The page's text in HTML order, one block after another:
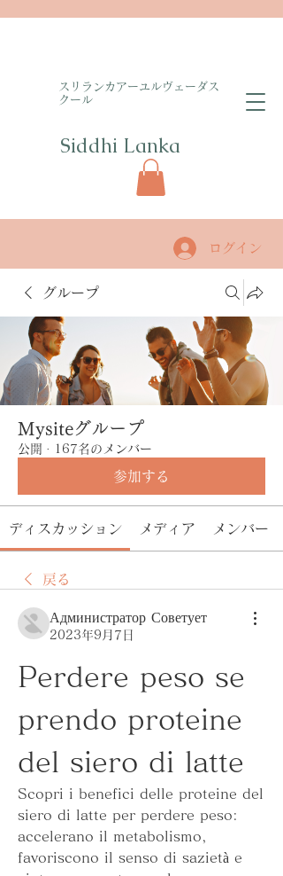
​スリランカアーユルヴェーダス
クール
Siddhi Lanka​
ログイン
グループ
Mysiteグループ
公開 · 167名のメンバー
参加する
ディスカッション メディア メンバー
戻る
Администратор Советует
2023年9月7日
Perdere peso se
prendo proteine ​​
del siero di latte
Scopri i benefici delle proteine ​​del
siero di latte per perdere peso:
accelerano il metabolismo,
favoriscono il senso di sazietà e